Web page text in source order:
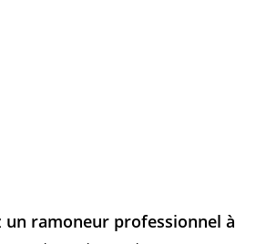
un ramoneur professionnel à